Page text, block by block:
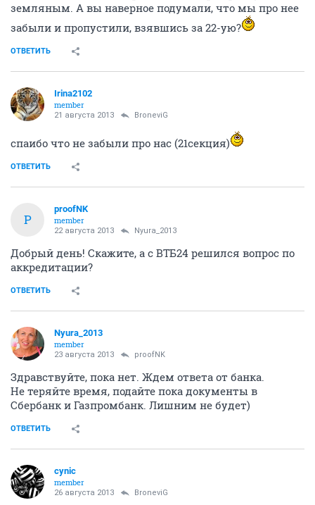
земляным. А вы наверное подумали, что мы про нее
забыли и пропустили, взявшись за 22-ую?
ОТВЕТИТЬ
Irina2102
member
21 августа 2013 BroneviG
спаибо что не забыли про нас (21секция)
ОТВЕТИТЬ
P
proofNK
member
22 августа 2013 Nyura_2013
Добрый день! Скажите, а с ВТБ24 решился вопрос по
аккредитации?
ОТВЕТИТЬ
Nyura_2013
member
23 августа 2013 proofNK
Здравствуйте, пока нет. Ждем ответа от банка.
Не теряйте время, подайте пока документы в
Сбербанк и Газпромбанк. Лишним не будет)
ОТВЕТИТЬ
cynic
member
26 августа 2013 BroneviG